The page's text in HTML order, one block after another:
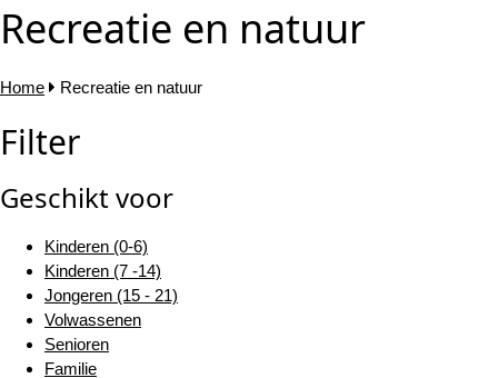
Recreatie en natuur
Home Recreatie en natuur
Filter
Geschikt voor
Kinderen (0-6)
Kinderen (7 -14)
Jongeren (15 - 21)
Volwassenen
Senioren
Familie